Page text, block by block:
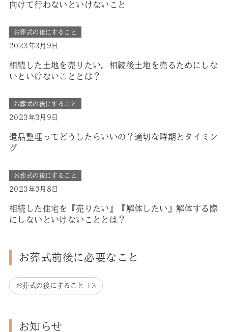
向けて行わないといけないこと
お葬式の後にすること
2023年3月9日
相続した土地を売りたい。相続後土地を売るためにしな
いといけないこととは？
お葬式の後にすること
2023年3月9日
遺品整理ってどうしたらいいの？適切な時期とタイミン
グ
お葬式の後にすること
2023年3月8日
相続した住宅を『売りたい』『解体したい』解体する際
にしないといけないこととは？
お葬式前後に必要なこと
お葬式の後にすること 13
お知らせ